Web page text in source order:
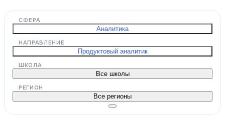
СФЕРА
Аналитика
НАПРАВЛЕНИЕ
Продуктовый аналитик
ШКОЛА
Все школы
РЕГИОН
Все регионы